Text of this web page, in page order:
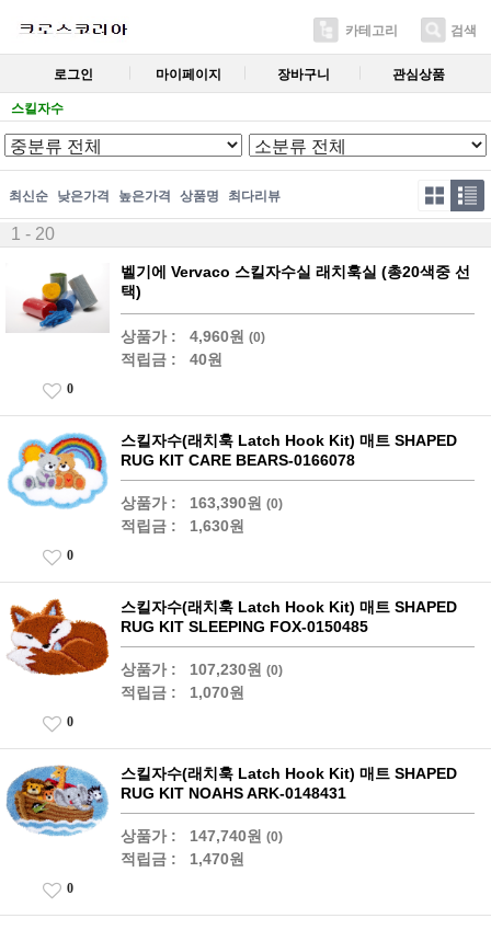
카테고리 검색
로그인 마이페이지 장바구니 관심상품
스킬자수
최신순 낮은가격 높은가격 상품명 최다리뷰
1 - 20
벨기에 Vervaco 스킬자수실 래치훅실 (총20색중 선
택)
상품가 : 4,960원 (0)
적립금 : 40원
0
스킬자수(래치훅 Latch Hook Kit) 매트 SHAPED
RUG KIT CARE BEARS-0166078
상품가 : 163,390원 (0)
적립금 : 1,630원
0
스킬자수(래치훅 Latch Hook Kit) 매트 SHAPED
RUG KIT SLEEPING FOX-0150485
상품가 : 107,230원 (0)
적립금 : 1,070원
0
스킬자수(래치훅 Latch Hook Kit) 매트 SHAPED
RUG KIT NOAHS ARK-0148431
상품가 : 147,740원 (0)
적립금 : 1,470원
0